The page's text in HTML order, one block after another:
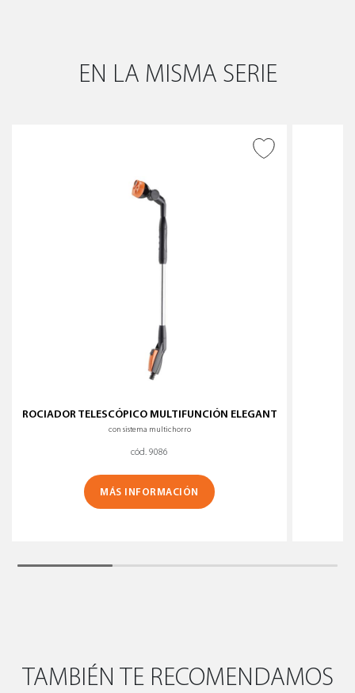
EN LA MISMA SERIE
ROCIADOR TELESCÓPICO MULTIFUNCIÓN ELEGANT
con sistema multichorro
cód. 9086
MÁS INFORMACIÓN
TAMBIÉN TE RECOMENDAMOS